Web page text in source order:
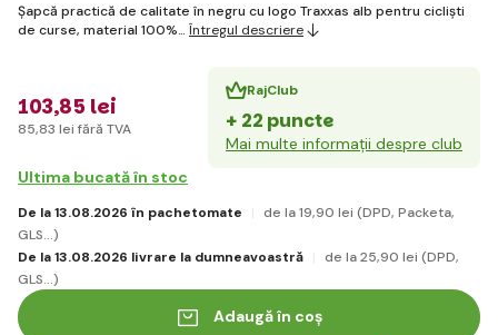
Șapcă practică de calitate în negru cu logo Traxxas alb pentru cicliști
de curse, material 100%… Întregul descriere
103,85 lei
85,83 lei fără TVA
RajClub
+ 22 puncte
Mai multe informații despre club
Ultima bucată în stoc
De la 13.08.2026 în pachetomate de la 19,90 lei (DPD, Packeta,
GLS...)
De la 13.08.2026 livrare la dumneavoastră
de la 25,90 lei (DPD,
GLS...)
Adaugă în coș